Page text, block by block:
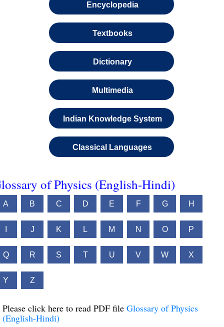
Encyclopedia
Textbooks
Dictionary
Multimedia
Indian Knowledge System
Classical Languages
of Physics (English-Hindi)
A B C D E F G H
J K L M N O P
Q R S T U V W X
Y Z
Please click here to read PDF file Glossary of Physics
(English-Hindi)